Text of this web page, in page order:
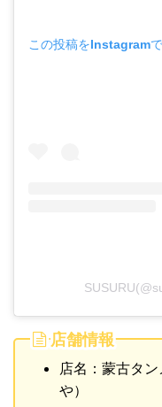
この投稿をInstagram
店舗情報
店名：蒙古タ
や）